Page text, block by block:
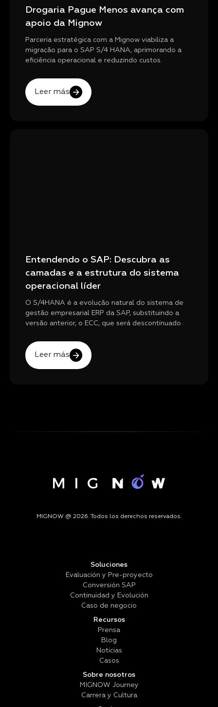
Drogaria Pague Menos avança com
apoio da Mignow
Parceria estratégica com a Mignow viabiliza a
migração para o SAP S/4 HANA, aprimorando a
eficiência operacional e reduzindo custos.
Leer más
Entendendo o SAP: Descubra as
camadas e a estrutura do sistema
operacional líder
O S/4HANA é a evolução natural do sistema de
gestão empresarial ERP da SAP, substituindo a
versão anterior, o ECC, que será descontinuado
Leer más
MIGNOW @ 2026. Todos los derechos reservados.
Soluciones
Evaluación y Pre-proyecto
Conversión SAP
Continuidad y Evolución
Caso de negocio
Recursos
Prensa
Blog
Noticias
Casos
Sobre nosotros
MIGNOW Journey
Carrera y Cultura